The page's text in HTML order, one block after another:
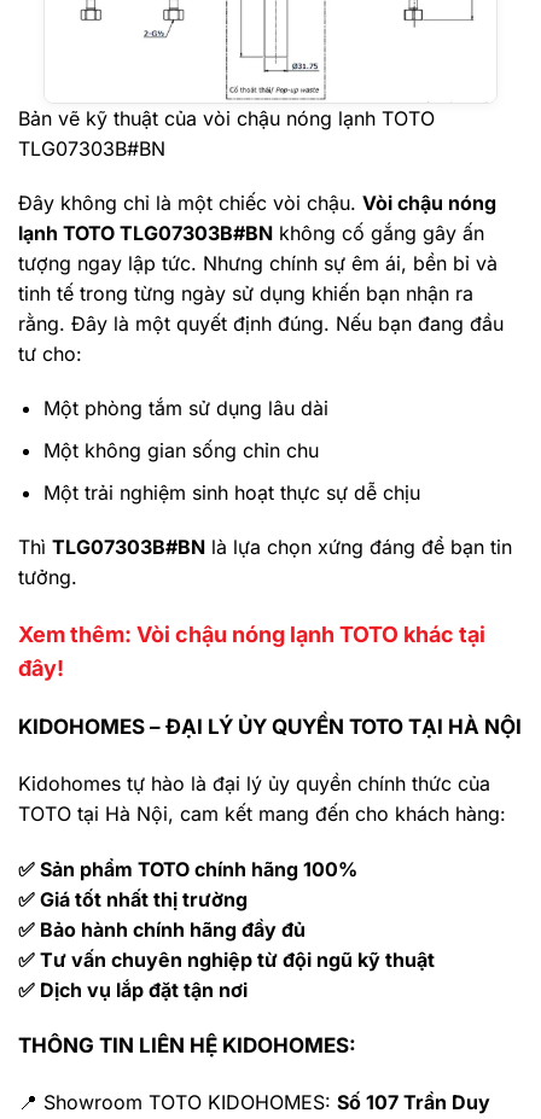
Bản vẽ kỹ thuật của vòi chậu nóng lạnh TOTO
TLG07303B#BN
Đây không chỉ là một chiếc vòi chậu. Vòi chậu nóng
lạnh TOTO TLG07303B#BN không cố gắng gây ấn
tượng ngay lập tức. Nhưng chính sự êm ái, bền bỉ và
tinh tế trong từng ngày sử dụng khiến bạn nhận ra
rằng. Đây là một quyết định đúng. Nếu bạn đang đầu
tư cho:
Một phòng tắm sử dụng lâu dài
Một không gian sống chỉn chu
Một trải nghiệm sinh hoạt thực sự dễ chịu
Thì TLG07303B#BN là lựa chọn xứng đáng để bạn tin
tưởng.
Xem thêm: Vòi chậu nóng lạnh TOTO khác tại
đây!
KIDOHOMES – ĐẠI LÝ ỦY QUYỀN TOTO TẠI HÀ NỘI
Kidohomes tự hào là đại lý ủy quyền chính thức của
TOTO tại Hà Nội, cam kết mang đến cho khách hàng:
✅ Sản phẩm TOTO chính hãng 100%
✅ Giá tốt nhất thị trường
✅ Bảo hành chính hãng đầy đủ
✅ Tư vấn chuyên nghiệp từ đội ngũ kỹ thuật
✅ Dịch vụ lắp đặt tận nơi
THÔNG TIN LIÊN HỆ KIDOHOMES:
📍 Showroom TOTO KIDOHOMES: Số 107 Trần Duy